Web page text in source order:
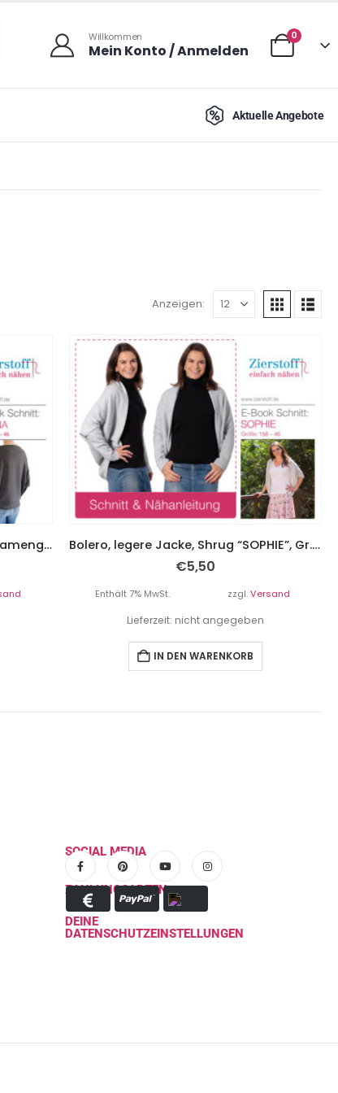
Willkommen
Mein Konto / Anmelden
0
Aktuelle Angebote
Anzeigen:
Shrug, Shirt “WYONA”, Gr. 158 – Damengr. 46 Bolero, legere Jacke, Shrug “SOPHIE”, Gr. 158 – Damengr. 46
€5,50
Enthält 7% MwSt. zzgl.Versand
Lieferzeit: nicht angegeben
IN DEN WARENKORB
SOCIAL MEDIA
ZAHLUNGSARTEN
DEINE
DATENSCHUTZEINSTELLUNGEN